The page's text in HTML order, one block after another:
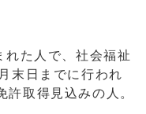
た人で、社会福祉
末日までに行われ
許取得見込みの人。